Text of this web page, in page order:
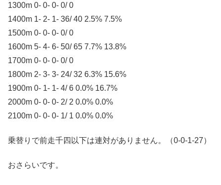
1300m 0- 0- 0- 0/ 0
1400m 1- 2- 1- 36/ 40 2.5% 7.5%
1500m 0- 0- 0- 0/ 0
1600m 5- 4- 6- 50/ 65 7.7% 13.8%
1700m 0- 0- 0- 0/ 0
1800m 2- 3- 3- 24/ 32 6.3% 15.6%
1900m 0- 1- 1- 4/ 6 0.0% 16.7%
2000m 0- 0- 0- 2/ 2 0.0% 0.0%
2100m 0- 0- 0- 1/ 1 0.0% 0.0%
乗替りで前走千四以下は連対がありません。（0-0-1-27）
おさらいです。